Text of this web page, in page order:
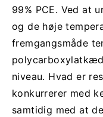
99% PCE. Ved at
og de høje
fremgangsmåde
niveau. Hvad er
konkurrerer med
samtidig med at